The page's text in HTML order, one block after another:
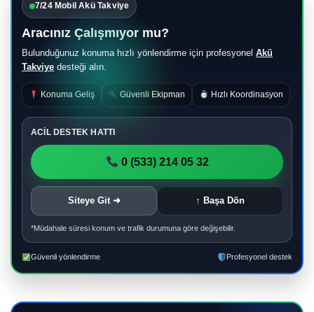
7/24 Mobil Akü Takviye
Aracınız Çalışmıyor mu?
Bulunduğunuz konuma hızlı yönlendirme için profesyonel Akü
Takviye desteği alın.
Konuma Geliş Güvenli Ekipman Hızlı Koordinasyon
ACİL DESTEK HATTI
0 (533) 214 05 32
Siteye Git ➜ ↑ Başa Dön
*Müdahale süresi konum ve trafik durumuna göre değişebilir.
Güvenli yönlendirme Profesyonel destek